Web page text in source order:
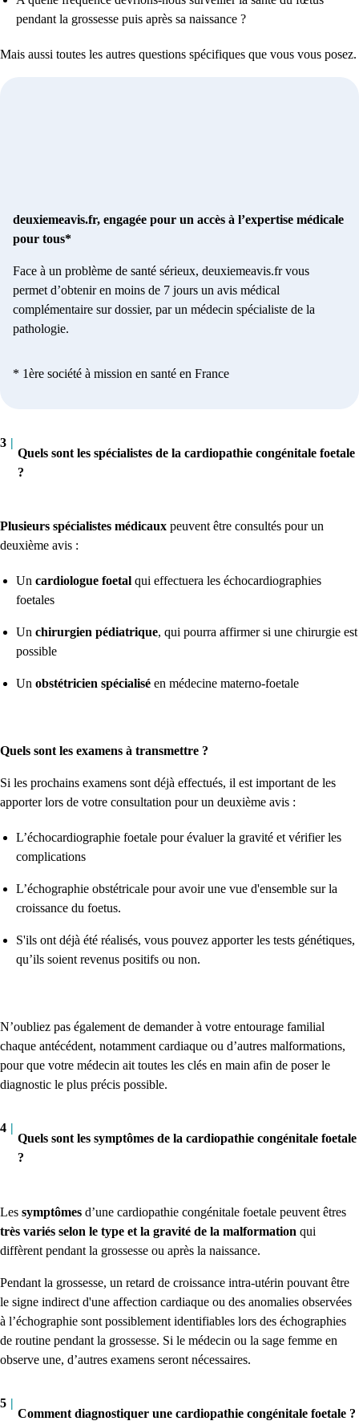
pendant la grossesse puis après sa naissance ?
Mais aussi toutes les autres questions spécifiques que vous vous posez.
deuxiemeavis.fr, engagée pour un accès à l’expertise médicale
pour tous*
Face à un problème de santé sérieux, deuxiemeavis.fr vous
permet d’obtenir en moins de 7 jours un avis médical
complémentaire sur dossier, par un médecin spécialiste de la
pathologie.
* 1ère société à mission en santé en France
3 |
Quels sont les spécialistes de la cardiopathie congénitale foetale
?
Plusieurs spécialistes médicaux peuvent être consultés pour un
deuxième avis :
Un cardiologue foetal qui effectuera les échocardiographies
foetales
Un chirurgien pédiatrique, qui pourra affirmer si une chirurgie est
possible
Un obstétricien spécialisé en médecine materno-foetale
Quels sont les examens à transmettre ?
Si les prochains examens sont déjà effectués, il est important de les
apporter lors de votre consultation pour un deuxième avis :
L’échocardiographie foetale pour évaluer la gravité et vérifier les
complications
L’échographie obstétricale pour avoir une vue d'ensemble sur la
croissance du foetus.
S'ils ont déjà été réalisés, vous pouvez apporter les tests génétiques,
qu’ils soient revenus positifs ou non.
N’oubliez pas également de demander à votre entourage familial
chaque antécédent, notamment cardiaque ou d’autres malformations,
pour que votre médecin ait toutes les clés en main afin de poser le
diagnostic le plus précis possible.
4 |
Quels sont les symptômes de la cardiopathie congénitale foetale
?
Les symptômes d’une cardiopathie congénitale foetale peuvent êtres
très variés selon le type et la gravité de la malformation qui
diffèrent pendant la grossesse ou après la naissance.
Pendant la grossesse, un retard de croissance intra-utérin pouvant être
le signe indirect d'une affection cardiaque ou des anomalies observées
à l’échographie sont possiblement identifiables lors des échographies
de routine pendant la grossesse. Si le médecin ou la sage femme en
observe une, d’autres examens seront nécessaires.
5 |
Comment diagnostiquer une cardiopathie congénitale foetale ?